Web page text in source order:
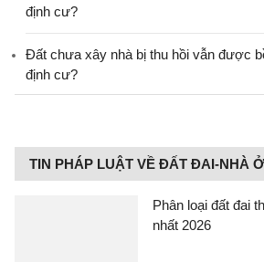
định cư?
Đất chưa xây nhà bị thu hồi vẫn được
định cư?
TIN PHÁP LUẬT VỀ ĐẤT ĐAI-NHÀ Ở
Phân loại đất đai
nhất 2026